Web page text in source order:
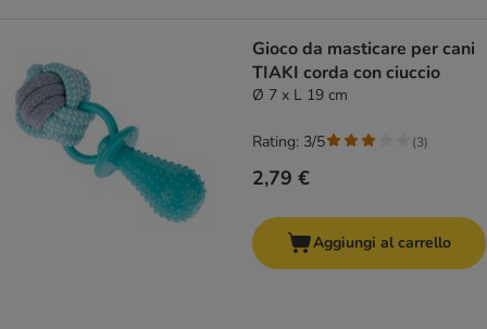
Gioco da masticare per cani
TIAKI corda con ciuccio
Ø 7 x L 19 cm
2,79 €
Rating: 3/5 (3)
Aggiungi al carrello